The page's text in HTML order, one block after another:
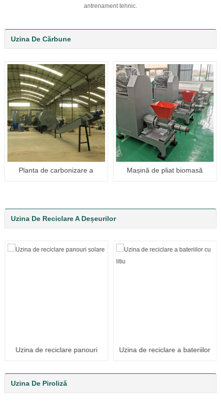
antrenament tehnic.
Uzina De Cărbune
Planta de carbonizare a
Mașină de pliat biomasă
Uzina De Reciclare A Deșeurilor
Uzina de reciclare panouri
Uzina de reciclare a bateriilor
Uzina De Piroliză